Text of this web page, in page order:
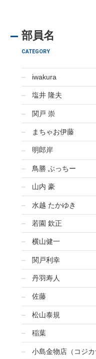
部員名
CATEGORY
iwakura
塩井 隆夫
関戸 崇
まちゃお伊藤
明郎岸
鳥勝 ぶっちー
山内 豪
水越 たかゆき
若園 欽正
横山健一
関戸利幸
丹羽寿人
佐藤
松山泰規
稲葉
小島金物店（コジカ